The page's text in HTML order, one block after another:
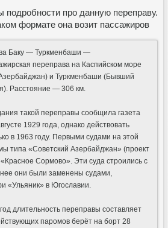
подробности про данную переправу.
формате она возит пассажиров
Баку — Туркменбаши —
переправа на Каспийском море
и Туркменбаши (Бывший
Расстояние — 306 км.
такой переправы сообщила газета
1929 года, однако действовать
в 1963 году. Первыми судами на этой
типа «Советский Азербайджан» (проект
Сормово». Эти суда строились с
они были заменены судами,
«Ульяник» в Югославии.
длительность переправы составляет
паромов берёт на борт 28